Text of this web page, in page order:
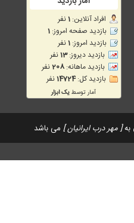
به[ مهر درب ایرانیان ] می باشد